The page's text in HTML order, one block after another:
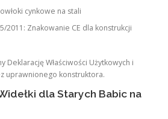
cynkowe na stali
2011: Znakowanie CE dla konstrukcji
Deklarację Właściwości Użytkowych i
uprawnionego konstruktora.
dla Starych Babic na